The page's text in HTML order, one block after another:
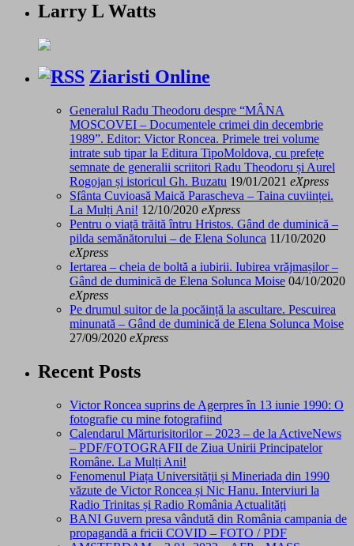
Larry L Watts
Ziaristi Online
Generalul Radu Theodoru despre “MÂNA
MOSCOVEI – Documentele crimei din decembrie
1989”. Editor: Victor Roncea. Primele trei volume
intrate sub tipar la Editura TipoMoldova, cu prefețe
semnate de generalii scriitori Radu Theodoru și Aurel
Rogojan și istoricul Gh. Buzatu 19/01/2021 eXpress
Sfânta Cuvioasă Maică Parascheva – Taina cuviinței.
La Mulți Ani! 12/10/2020 eXpress
Pentru o viață trăită întru Hristos. Gând de duminică –
pilda semănătorului – de Elena Solunca 11/10/2020
eXpress
Iertarea – cheia de boltă a iubirii. Iubirea vrăjmașilor –
Gând de duminică de Elena Solunca Moise 04/10/2020
eXpress
Pe drumul suitor de la pocăință la ascultare. Pescuirea
minunată – Gând de duminică de Elena Solunca Moise
27/09/2020 eXpress
Recent Posts
Victor Roncea suprins de Agerpres în 13 iunie 1990: O
fotografie cu mine fotografiind
Calendarul Mărturisitorilor – 2023 – de la ActiveNews
– PDF/FOTOGRAFII de Ziua Unirii Principatelor
Române. La Mulți Ani!
Fenomenul Piața Universității și Mineriada din 1990
văzute de Victor Roncea și Nic Hanu. Interviuri la
Radio Trinitas și Radio România Actualități
BANI Guvern presa vândută din România campania de
propagandă a fricii COVID – FOTO / PDF